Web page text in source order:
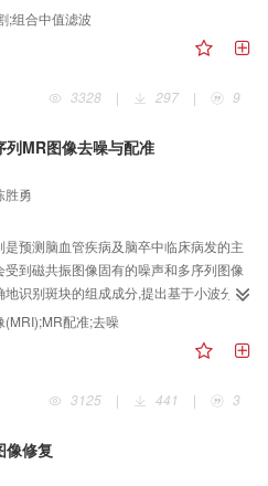
合其中的较小值,引入惩罚项,得到融合
融合后的灰度图像进行FCM分割。 利用
纳图像进行分割,并将分割结果与其他5种
每种算法的分割精度和运算时间。结合
时间均优于传统的FCM算法和结合均值
。 结合组合邻域中值滤波的FCM算法在
;组合中值滤波
3328
| 297 | 9
MR图像去噪与配准
胜勇
预测脑血管疾病及脑卒中临床病发的主
到磁共振图像固有的噪声和多序列图像
识别斑块的组成成分,提出基于小波分析
图形上下文(shape context)的颈动脉多
MR图像去噪,首先在传统小波去噪的基础
声分布比重自适应的选取阈值。多序列
动脉血管边缘的基础上,用shape context
点对进行迭代校正,计算参考图像与浮动
声,同时保护图像的原始细节。本文多序
配准;去噪
3125
| 441 | 3
像修复